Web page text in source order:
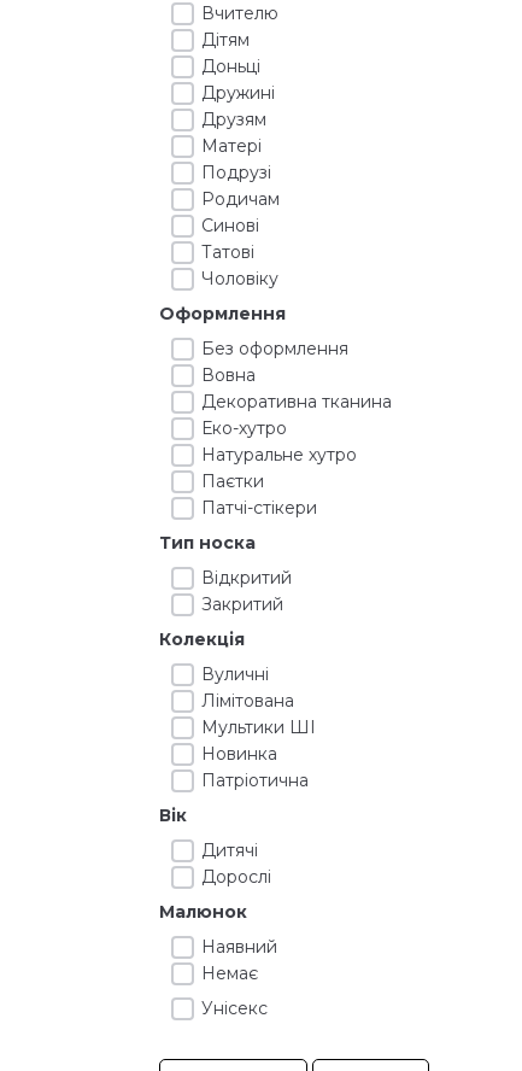
Вчителю
Дітям
Доньці
Дружині
Друзям
Матері
Подрузі
Родичам
Синові
Татові
Чоловіку
Оформлення
Без оформлення
Вовна
Декоративна тканина
Еко-хутро
Натуральне хутро
Паєтки
Патчі-стікери
Тип носка
Відкритий
Закритий
Колекція
Вуличні
Лімітована
Мультики ШІ
Новинка
Патріотична
Вік
Дитячі
Дорослі
Малюнок
Наявний
Немає
Унісекс